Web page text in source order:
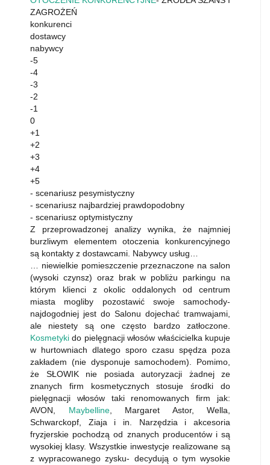
ZAGROŻEŃ
konkurenci
dostawcy
nabywcy
-5
-4
-3
-2
-1
0
+1
+2
+3
+4
+5
- scenariusz pesymistyczny
- scenariusz najbardziej prawdopodobny
- scenariusz optymistyczny
Z przeprowadzonej analizy wynika, że najmniej
burzliwym elementem otoczenia konkurencyjnego
są kontakty z dostawcami. Nabywcy usług…
… niewielkie pomieszczenie przeznaczone na salon
(wysoki czynsz) oraz brak w pobliżu parkingu na
którym klienci z okolic oddalonych od centrum
miasta mogliby pozostawić swoje samochody-
najdogodniej jest do Salonu dojechać tramwajami,
ale niestety są one często bardzo zatłoczone.
Kosmetyki do pielęgnacji włosów właścicielka kupuje
w hurtowniach dlatego sporo czasu spędza poza
zakładem (nie dysponuje samochodem). Pomimo,
że SŁOWIK nie posiada autoryzacji żadnej ze
znanych firm kosmetycznych stosuje środki do
pielęgnacji włosów taki renomowanych firm jak:
AVON, Maybelline, Margaret Astor, Wella,
Schwarckopf, Ziaja i in. Narzędzia i akcesoria
fryzjerskie pochodzą od znanych producentów i są
wysokiej klasy. Wszystkie inwestycje realizowane są
z wypracowanego zysku- decydują o tym wysokie